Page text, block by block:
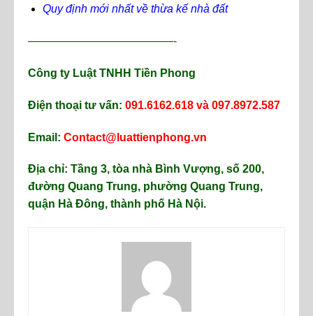
Quy định mới nhất về thừa kế nhà đất
—————————————-
Công ty Luật TNHH Tiền Phong
Điện thoại tư vấn: 091.6162.618 và 097.8972.587
Email: Contact@luattienphong.vn
Địa chỉ: Tầng 3, tòa nhà Bình Vượng, số 200,
đường Quang Trung, phường Quang Trung,
quận Hà Đông, thành phố Hà Nội.